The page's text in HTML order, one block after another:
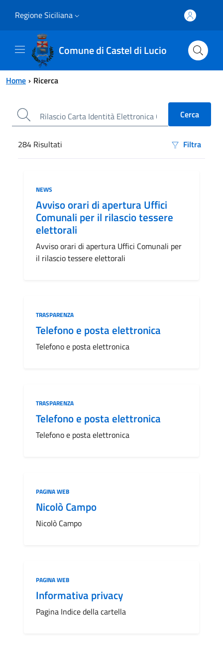
Regione Siciliana
Comune di Castel di Lucio
Home Ricerca
Risultati di ricerca
284 Risultati Filtra
Categoria:
NEWS
Avviso orari di apertura Uffici
Comunali per il rilascio tessere
elettorali
Avviso orari di apertura Uffici Comunali per
il rilascio tessere elettorali
Categoria:
TRASPARENZA
Telefono e posta elettronica
Telefono e posta elettronica
Categoria:
TRASPARENZA
Telefono e posta elettronica
Telefono e posta elettronica
Categoria:
PAGINA WEB
Nicolò Campo
Nicolò Campo
Categoria:
PAGINA WEB
Informativa privacy
Pagina Indice della cartella